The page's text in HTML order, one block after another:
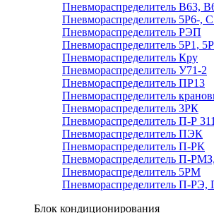
Пневмораспределитель В63,
Пневмораспределитель 5Р6-,
Пневмораспределитель РЭП
Пневмораспределитель 5Р1,
Пневмораспределитель Кру
Пневмораспределитель У71-2
Пневмораспределитель ПР13
Пневмораспределитель
Пневмораспределитель 3РК
Пневмораспределитель П-Р 311
Пневмораспределитель ПЭК
Пневмораспределитель П-РК
Пневмораспределитель П-
Пневмораспределитель 5РМ
Пневмораспределитель П-РЭ,
Блок кондиционирования